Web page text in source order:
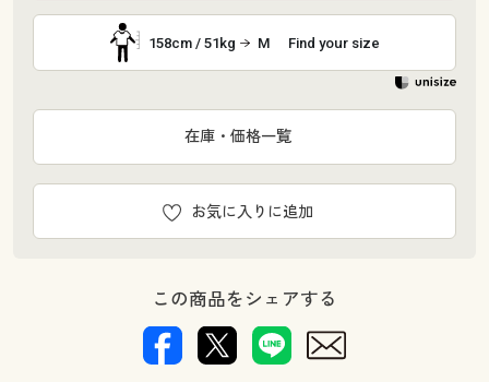
158cm / 51kg M Find your size
お気に入りに追加
在庫・価格一覧
この商品をシェアする